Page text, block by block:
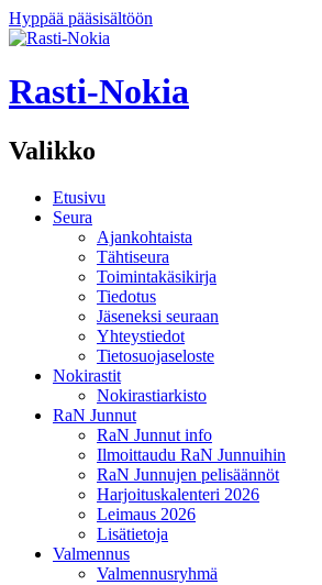
Hyppää pääsisältöön
Rasti-Nokia
Valikko
Etusivu
Seura
Ajankohtaista
Tähtiseura
Toimintakäsikirja
Tiedotus
Jäseneksi seuraan
Yhteystiedot
Tietosuojaseloste
Nokirastit
Nokirastiarkisto
RaN Junnut
RaN Junnut info
Ilmoittaudu RaN Junnuihin
RaN Junnujen pelisäännöt
Harjoituskalenteri 2026
Leimaus 2026
Lisätietoja
Valmennus
Valmennusryhmä